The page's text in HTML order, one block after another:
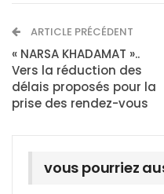
ARTICLE PRÉCÉDENT
« NARSA KHADAMAT »..
Vers la réduction des
délais proposés pour la
prise des rendez-vous
vous pourriez